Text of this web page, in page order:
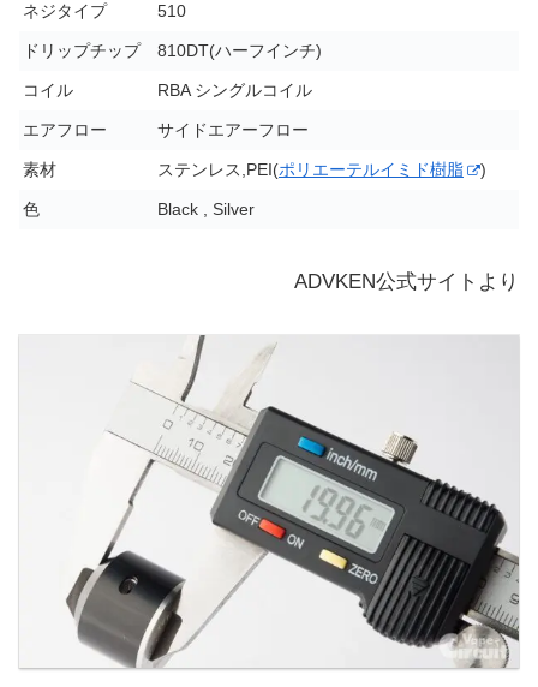
ネジタイプ 510
ドリップチップ 810DT(ハーフインチ)
コイル RBA シングルコイル
エアフロー サイドエアーフロー
素材 ステンレス,PEI(ポリエーテルイミド樹脂 )
色 Black , Silver
ADVKEN公式サイトより